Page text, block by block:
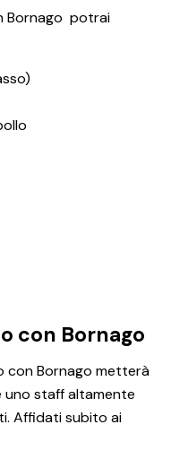
Bornago potrai
con Bornago
con Bornago metterà
uno staff altamente
Affidati subito ai